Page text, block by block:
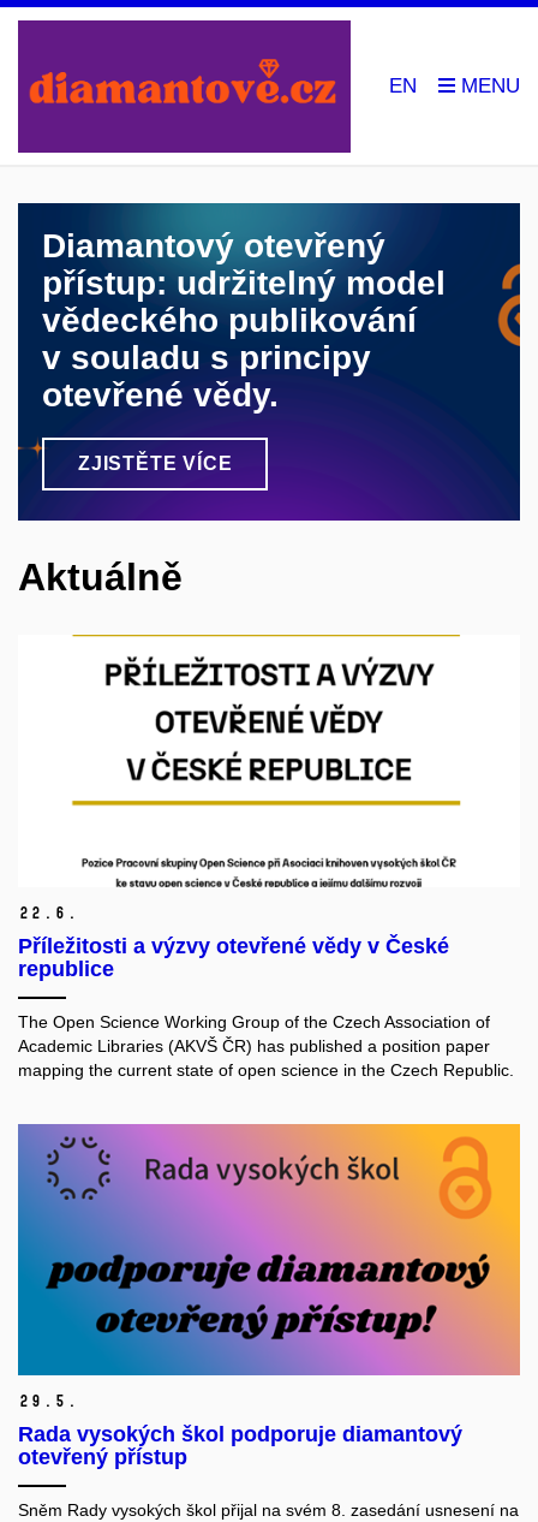
EN
Diamantový otevřený
přístup: udržitelný model
vědeckého publikování
v souladu s principy
otevřené vědy.
ZJISTĚTE VÍCE
Aktuálně
22. 6.
Příležitosti a výzvy otevřené vědy v České
republice
The Open Science Working Group of the Czech Association of
Academic Libraries (AKVŠ ČR) has published a position paper
mapping the current state of open science in the Czech Republic.
29. 5.
Rada vysokých škol podporuje diamantový
otevřený přístup
Sněm Rady vysokých škol přijal na svém 8. zasedání usnesení na